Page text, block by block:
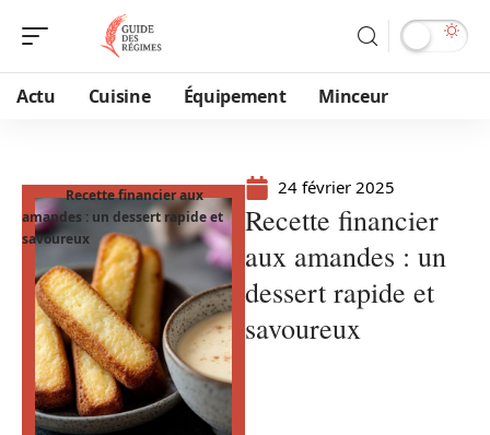
Actu Cuisine Équipement Minceur
Recette financier aux
amandes : un dessert rapide et
savoureux
24 février 2025
Recette financier
aux amandes : un
dessert rapide et
savoureux